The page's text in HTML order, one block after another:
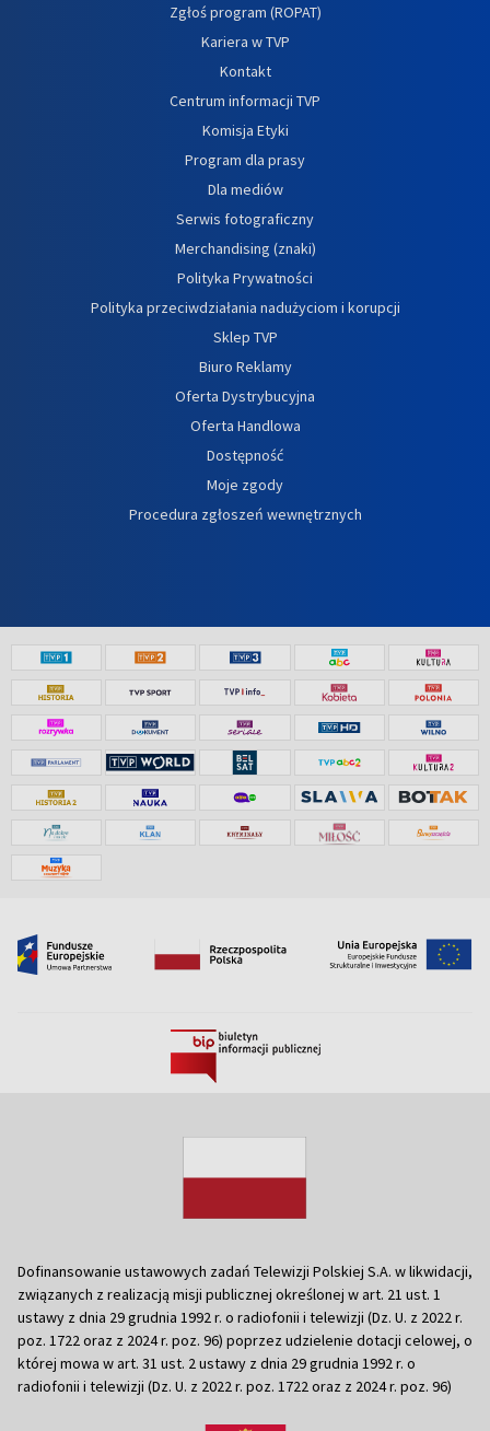
Zgłoś program (ROPAT)
Kariera w TVP
Kontakt
Centrum informacji TVP
Komisja Etyki
Program dla prasy
Dla mediów
Serwis fotograficzny
Merchandising (znaki)
Polityka Prywatności
Polityka przeciwdziałania nadużyciom i korupcji
Sklep TVP
Biuro Reklamy
Oferta Dystrybucyjna
Oferta Handlowa
Dostępność
Moje zgody
Procedura zgłoszeń wewnętrznych
Dofinansowanie ustawowych zadań Telewizji Polskiej S.A. w likwidacji,
związanych z realizacją misji publicznej określonej w art. 21 ust. 1
ustawy z dnia 29 grudnia 1992 r. o radiofonii i telewizji (Dz. U. z 2022 r.
poz. 1722 oraz z 2024 r. poz. 96) poprzez udzielenie dotacji celowej, o
której mowa w art. 31 ust. 2 ustawy z dnia 29 grudnia 1992 r. o
radiofonii i telewizji (Dz. U. z 2022 r. poz. 1722 oraz z 2024 r. poz. 96)